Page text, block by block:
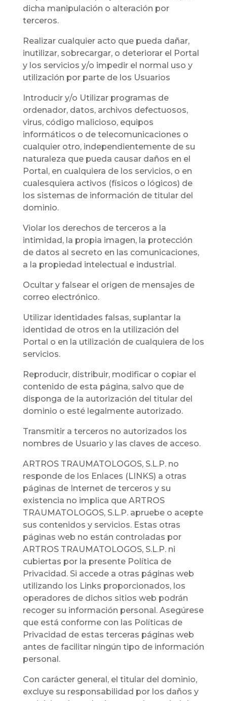
dicha manipulación o alteración por
terceros.
Realizar cualquier acto que pueda dañar,
inutilizar, sobrecargar, o deteriorar el Portal
y los servicios y/o impedir el normal uso y
utilización por parte de los Usuarios
Introducir y/o Utilizar programas de
ordenador, datos, archivos defectuosos,
virus, código malicioso, equipos
informáticos o de telecomunicaciones o
cualquier otro, independientemente de su
naturaleza que pueda causar daños en el
Portal, en cualquiera de los servicios, o en
cualesquiera activos (físicos o lógicos) de
los sistemas de información de titular del
dominio.
Violar los derechos de terceros a la
intimidad, la propia imagen, la protección
de datos al secreto en las comunicaciones,
a la propiedad intelectual e industrial.
Ocultar y falsear el origen de mensajes de
correo electrónico.
Utilizar identidades falsas, suplantar la
identidad de otros en la utilización del
Portal o en la utilización de cualquiera de los
servicios.
Reproducir, distribuir, modificar o copiar el
contenido de esta página, salvo que de
disponga de la autorización del titular del
dominio o esté legalmente autorizado.
Transmitir a terceros no autorizados los
nombres de Usuario y las claves de acceso.
ARTROS TRAUMATOLOGOS, S.L.P. no
responde de los Enlaces (LINKS) a otras
páginas de Internet de terceros y su
existencia no implica que ARTROS
TRAUMATOLOGOS, S.L.P. apruebe o acepte
sus contenidos y servicios. Estas otras
páginas web no están controladas por
ARTROS TRAUMATOLOGOS, S.L.P. ni
cubiertas por la presente Política de
Privacidad. Si accede a otras páginas web
utilizando los Links proporcionados, los
operadores de dichos sitios web podrán
recoger su información personal. Asegúrese
que está conforme con las Políticas de
Privacidad de estas terceras páginas web
antes de facilitar ningún tipo de información
personal.
Con carácter general, el titular del dominio,
excluye su responsabilidad por los daños y